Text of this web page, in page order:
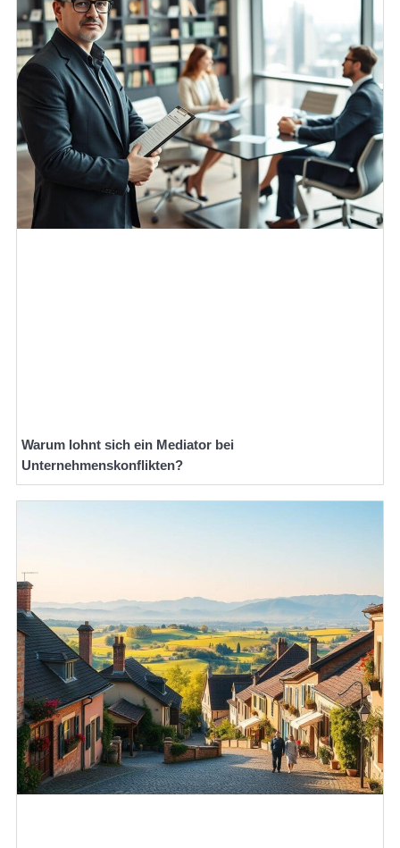
Warum lohnt sich ein Mediator bei
Unternehmenskonflikten?